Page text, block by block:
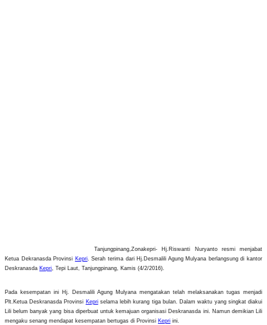
Tanjungpinang,Zonakepri- Hj.Riswanti Nuryanto resmi menjabat
Ketua Dekranasda Provinsi Kepri. Serah terima dari Hj.Desmalili Agung Mulyana berlangsung di kantor
Deskranasda Kepri, Tepi Laut, Tanjungpinang, Kamis (4/2/2016).
Pada kesempatan ini Hj. Desmalili Agung Mulyana mengatakan telah melaksanakan tugas menjadi
Plt.Ketua Deskranasda Provinsi Kepriselama lebih kurang tiga bulan. Dalam waktu yang singkat diakui
Lili belum banyak yang bisa diperbuat untuk kemajuan organisasi Deskranasda ini. Namun demikian Lili
mengaku senang mendapat kesempatan bertugas di Provinsi Kepri ini.